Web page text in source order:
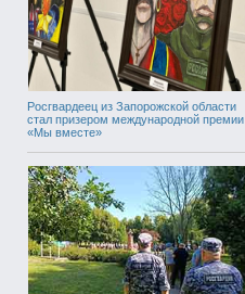
Росгвардеец из Запорожской области
стал призером международной премии
«Мы вместе»